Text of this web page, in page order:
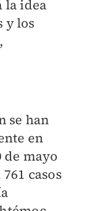
la idea
y los
se han
en
de mayo
casos